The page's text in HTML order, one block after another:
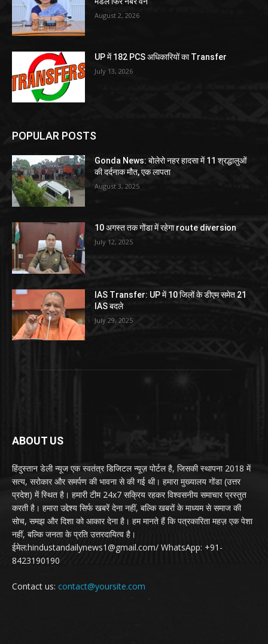
August 2, 2026
UP में 182 PCS अधिकारियों का Transfer
July 13, 2026
POPULAR POSTS
Gonda News: बोलेरो नहर हादसा में 11 श्रद्धालुओं
की दर्दनाक मौत, एक लापता
August 3, 2025
10 अगस्त तक गोंडा में रहेगा route diversion
July 12, 2025
IAS Transfer: UP में 10 जिलों के डीएम समेत 21
IAS बदले
July 29, 2025
ABOUT US
हिंदुस्तान डेली न्यूज एक स्वतंत्र डिजिटल न्यूज़ पोर्टल है, जिसकी स्थापना 2018 में
सत्य, सरोकार और समर्पण की भावना से की गई थी। हमारा मुख्यालय गोंडा (उत्तर
प्रदेश) में स्थित है। हमारी टीम 24x7 सक्रिय रहकर विश्वसनीय समाचार प्रस्तुत
करती है। हमारा उद्देश्य सिर्फ खबरें देना नहीं, बल्कि खबरों के माध्यम से समाज की
सोच, समझ और दिशा को आकार देना है। हम मानते हैं कि पत्रकारिता महज़ एक पेशा
नहीं, बल्कि जनता के प्रति उत्तरदायित्व है।
ईमेल:hindustandailynews1@gmail.com/ WhatsApp: +91-
8423190190
Contact us: contact@yoursite.com